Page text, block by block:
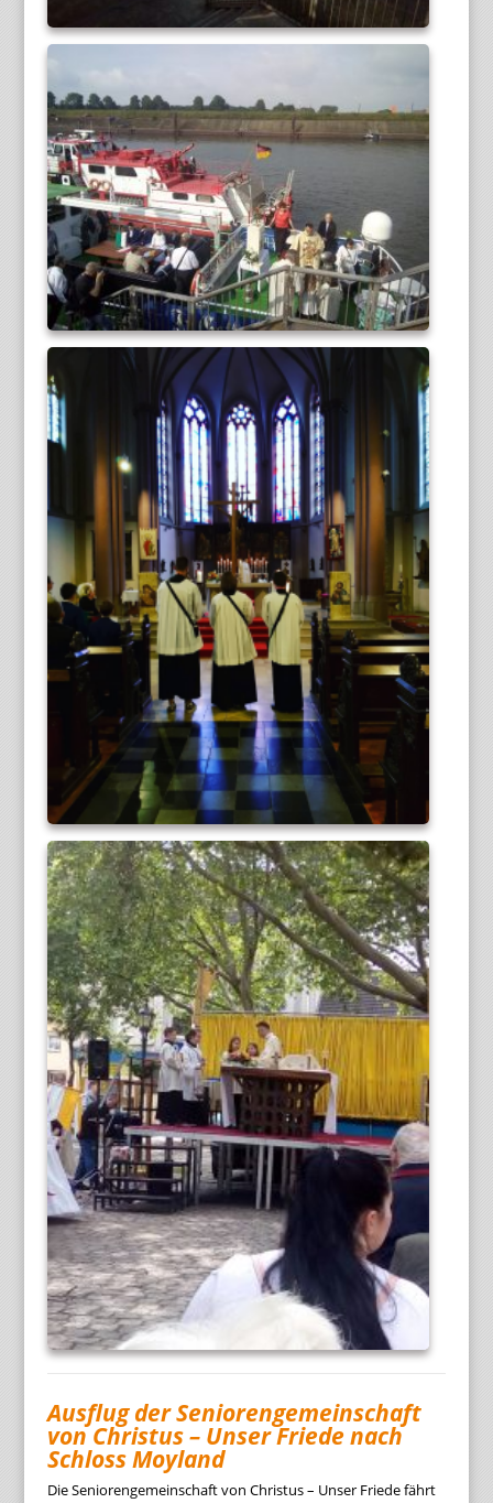
Ausflug der Seniorengemeinschaft
von Christus – Unser Friede nach
Schloss Moyland
Die Seniorengemeinschaft von Christus – Unser Friede fährt